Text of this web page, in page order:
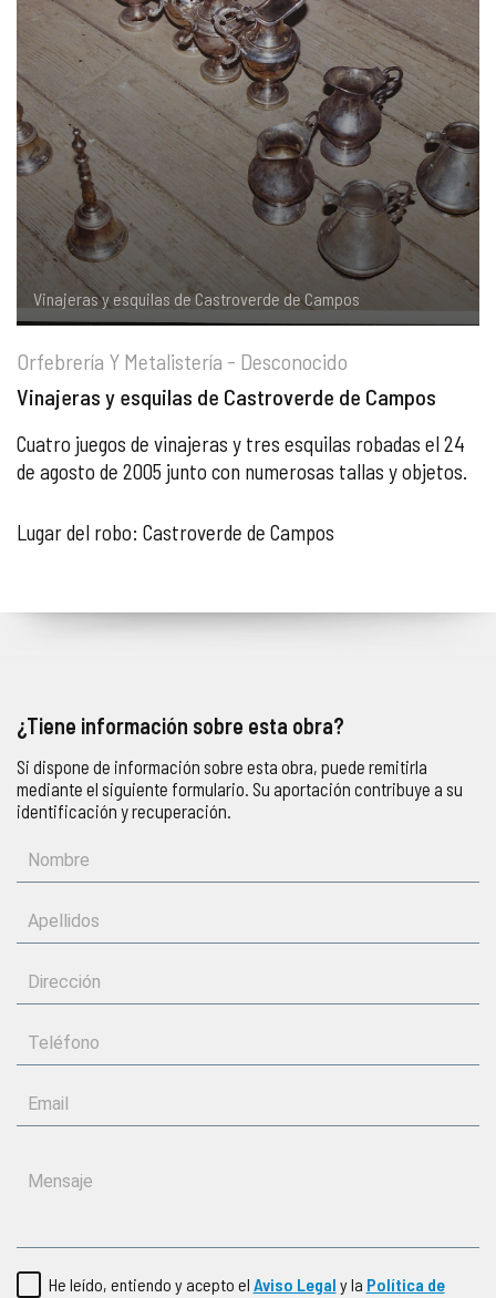
Vinajeras y esquilas de Castroverde de Campos
Orfebrería Y Metalistería - Desconocido
Vinajeras y esquilas de Castroverde de Campos
Cuatro juegos de vinajeras y tres esquilas robadas el 24
de agosto de 2005 junto con numerosas tallas y objetos.
Lugar del robo: Castroverde de Campos
¿Tiene información sobre esta obra?
Si dispone de información sobre esta obra, puede remitirla
mediante el siguiente formulario. Su aportación contribuye a su
identificación y recuperación.
He leído, entiendo y acepto el Aviso Legal y la Política de
COMPLIANCE
DOCTRINA DE LA IGLESIA
PORTAL DE TRANSPARENCIA
RENDICIÓN CUENTAS ENTIDADES RELIGIOSAS
PREGUNTAS FRECUENTES
PASTORAL SAMARITANA
CENTROS SOCIALES
APOSTOLADO SEGLAR
VIDA CONSAGRADA
IMÁGENES
VÍDEOS
AUDIOS